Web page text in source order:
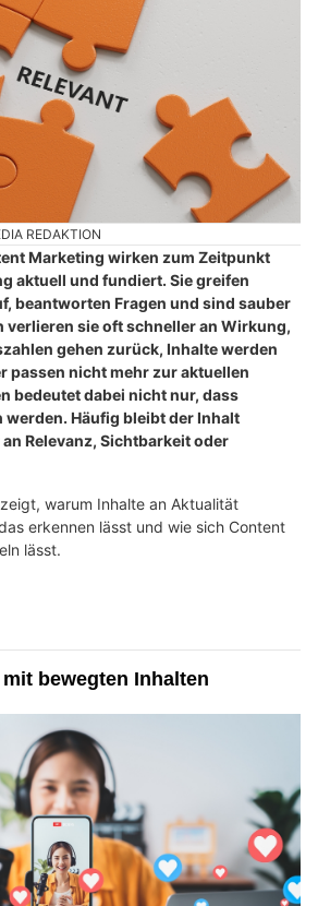
REDAKTION
Marketing wirken zum Zeitpunkt
aktuell und fundiert. Sie greifen
beantworten Fragen und sind sauber
verlieren sie oft schneller an Wirkung,
gehen zurück, Inhalte werden
passen nicht mehr zur aktuellen
bedeutet dabei nicht nur, dass
Häufig bleibt der Inhalt
Relevanz, Sichtbarkeit oder
warum Inhalte an Aktualität
erkennen lässt und wie sich Content
lässt.
bewegten Inhalten